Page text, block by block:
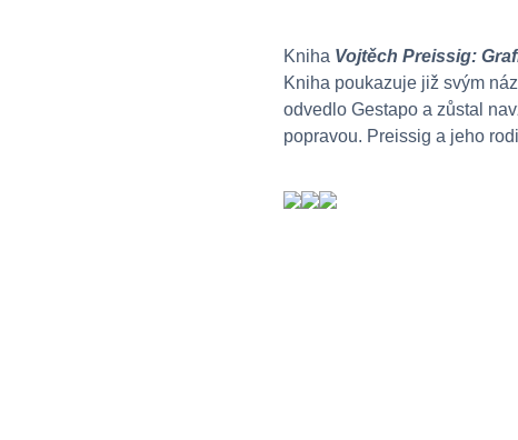
Kniha Vojtěch Preissig:
Kniha poukazuje již svým
odvedlo Gestapo a zůstal
popravou. Preissig a jeho